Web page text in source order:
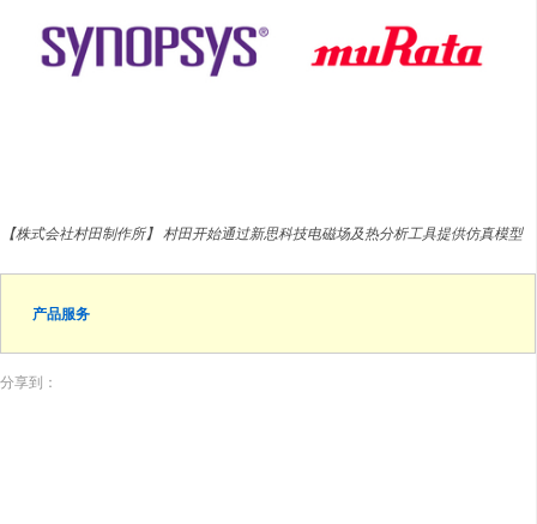
【株式会社村田制作所】 村田开始通过新思科技电磁场及热分析工具提供仿真模型
产品服务
分享到：